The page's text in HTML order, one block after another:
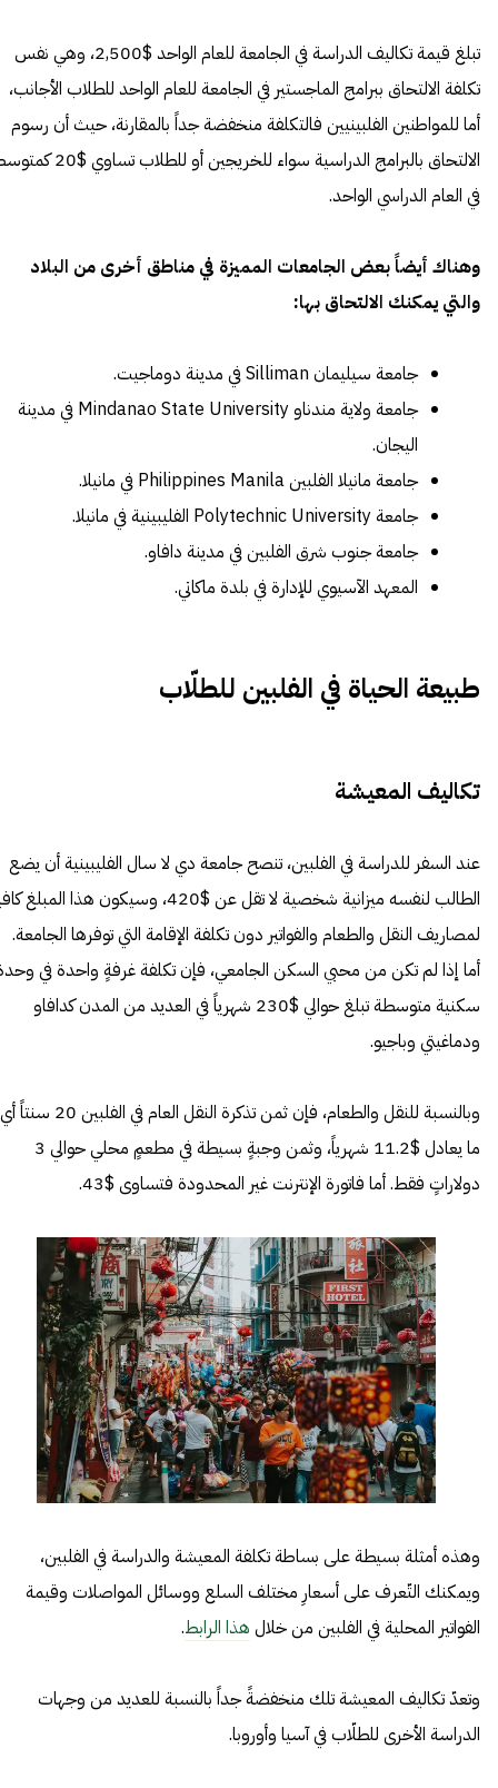
تبلغ قيمة تكاليف الدراسة في الجامعة للعام الواحد $2,500، وهي نفس
تكلفة الالتحاق ببرامج الماجستير في الجامعة للعام الواحد للطلاب الأجانب،
أما للمواطنين الفلبينيين فالتكلفة منخفضة جداً بالمقارنة، حيث أن رسوم
الالتحاق بالبرامج الدراسية سواء للخريجين أو للطلاب
في العام الدراسي الواحد.
وهناك أيضاً بعض الجامعات المميزة في مناطق أخرى من البلاد
والتي يمكنك الالتحاق بها:
جامعة سيليمان Silliman في مدينة دوماجيت.
جامعة ولاية مندناو Mindanao State University في مدينة
اليجان.
جامعة مانيلا الفلبين Philippines Manila في مانيلا.
جامعة Polytechnic University الفليبينية في مانيلا.
جامعة جنوب شرق الفلبين في مدينة دافاو.
المعهد الآسيوي للإدارة في بلدة ماكاتي.
طبيعة الحياة في الفلبين للطلّاب
تكاليف المعيشة
عند السفر للدراسة في الفلبين، تنصح جامعة دي لا سال الفليبينية أن يضع
الطالب لنفسه ميزانية شخصية لا تقل عن $420، وسيكون هذا المبلغ
لمصاريف النقل والطعام والفواتير دون تكلفة الإقامة التي توفرها الجامعة.
أما إذا لم تكن من محبي السكن الجامعي، فإن تكلفة غرفةٍ واحدة في
سكنية متوسطة تبلغ حوالي $230 شهرياً في العديد من المدن كدافاو
ودماغيتي وباجيو.
وبالنسبة للنقل والطعام، فإن ثمن تذكرة النقل العام في الفلبين 20 سنتاً أي
ما يعادل $11.2 شهرياً، وثمن وجبةٍ بسيطة في مطعمٍ محلي حوالي 3
دولاراتٍ فقط. أما فاتورة الإنترنت غير المحدودة فتساوى $43.
وهذه أمثلة بسيطة على بساطة تكلفة المعيشة والدراسة في الفلبين،
ويمكنك التّعرف على أسعارِ مختلف السلع ووسائل المواصلات وقيمة
الفواتير المحلية في الفلبين من خلال هذا الرابط.
وتعدّ تكاليف المعيشة تلك منخفضةً جداً بالنسبة للعديد من وجهات
الدراسة الأخرى للطلّاب في آسيا وأوروبا.